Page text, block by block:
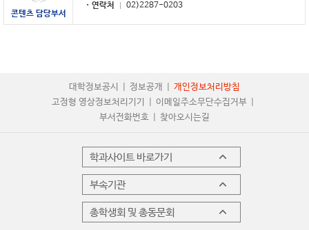
콘텐츠 담당부서
연락처
02)2287-0203
대학정보공시 정보공개
개인정보처리방침
고정형 영상정보처리기기
이메일주소무단수집거부
부서전화번호
찾아오시는길
학과사이트 바로가기
부속기관
총학생회 및 총동문회